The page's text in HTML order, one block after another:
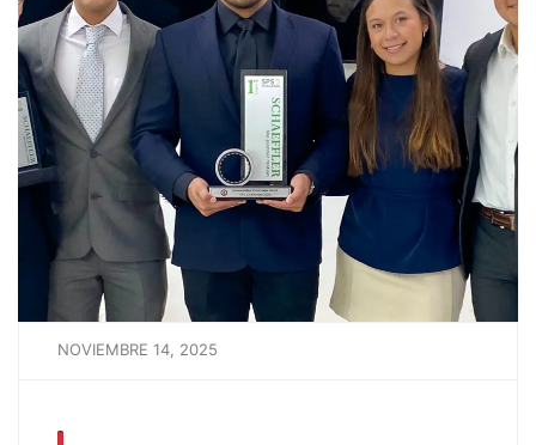
NOVIEMBRE 14, 2025